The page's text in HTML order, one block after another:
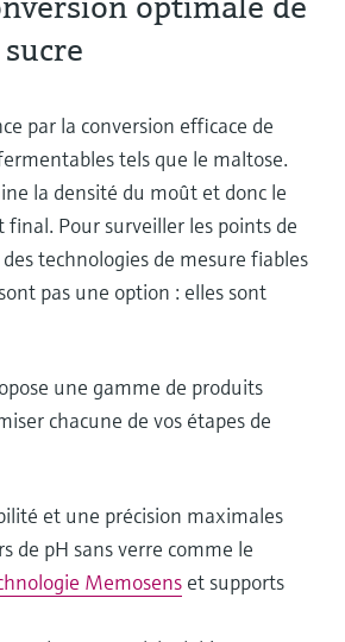
par la conversion efficace de
tels que le maltose.
la densité du moût et donc le
Pour surveiller les points de
technologies de mesure fiables
pas une option : elles sont
une gamme de produits
chacune de vos étapes de
et une précision maximales
de pH sans verre comme le
Memosens et supports